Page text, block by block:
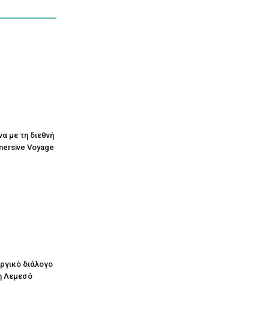
με τη διεθνή
Voyage
διάλογο
Λεμεσό